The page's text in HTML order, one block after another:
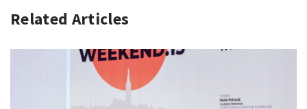
Related Articles